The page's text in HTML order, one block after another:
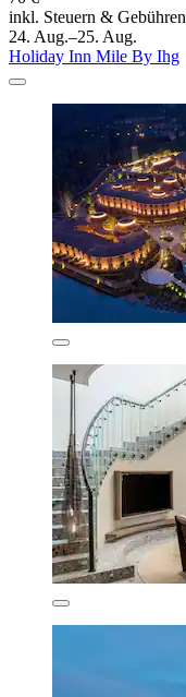
inkl. Steuern & Gebühren
24. Aug.–25. Aug.
Holiday Inn Mile By Ihg